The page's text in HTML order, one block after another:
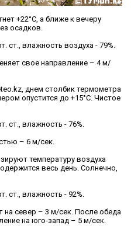
+22°С, а ближе к вечеру
осадков.
ст., влажность воздуха - 79%.
свое направление – 4 м/
днем столбик термометра
опустится до +15°С. Чистое
ст., влажность - 76%.
– 6 м/сек.
температуру воздуха
весь день. Солнечно,
ст., влажность - 92%.
на север – 3 м/сек. После обеда
на юго-запад – 5 м/сек.